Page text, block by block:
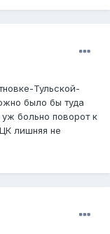
Тульской-
было бы туда
больно поворот к
лишняя не